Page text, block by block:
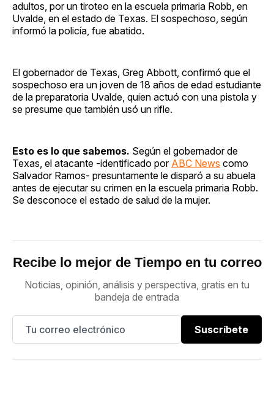
adultos, por un tiroteo en la escuela primaria Robb, en
Uvalde, en el estado de Texas. El sospechoso, según
informó la policía, fue abatido.
El gobernador de Texas, Greg Abbott, confirmó que el
sospechoso era un joven de 18 años de edad estudiante
de la preparatoria Uvalde, quien actuó con una pistola y
se presume que también usó un rifle.
Esto es lo que sabemos. Según el gobernador de
Texas, el atacante -identificado por ABC News como
Salvador Ramos- presuntamente le disparó a su abuela
antes de ejecutar su crimen en la escuela primaria Robb.
Se desconoce el estado de salud de la mujer.
Recibe lo mejor de Tiempo en tu correo
Noticias, opinión, análisis y perspectiva, gratis en tu
bandeja de entrada
Suscríbete